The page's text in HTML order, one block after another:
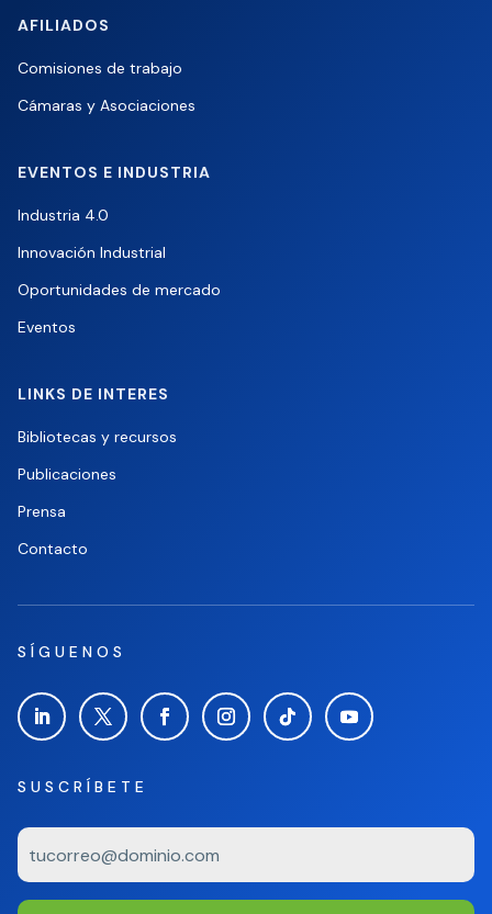
AFILIADOS
Comisiones de trabajo
Cámaras y Asociaciones
EVENTOS E INDUSTRIA
Industria 4.0
Innovación Industrial
Oportunidades de mercado
Eventos
LINKS DE INTERES
Bibliotecas y recursos
Publicaciones
Prensa
Contacto
SUSCRÍBETE
SÍGUENOS